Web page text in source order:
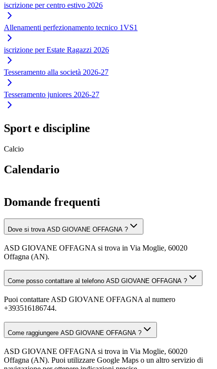
iscrizione per centro estivo 2026
Allenamenti perfezionamento tecnico 1VS1
iscrizione per Estate Ragazzi 2026
Tesseramento alla società 2026-27
Tesseramento juniores 2026-27
Sport e discipline
Calcio
Calendario
Domande frequenti
Dove si trova ASD GIOVANE OFFAGNA ?
ASD GIOVANE OFFAGNA si trova in Via Moglie, 60020
Offagna (AN).
Come posso contattare al telefono ASD GIOVANE OFFAGNA ?
Puoi contattare ASD GIOVANE OFFAGNA al numero
+393516186744.
Come raggiungere ASD GIOVANE OFFAGNA ?
ASD GIOVANE OFFAGNA si trova in Via Moglie, 60020
Offagna (AN). Puoi utilizzare Google Maps o un altro servizio di